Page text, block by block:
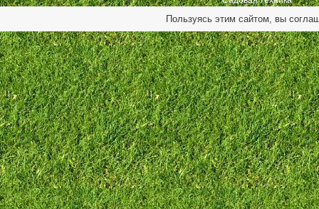
Пользуясь этим сайтом, вы